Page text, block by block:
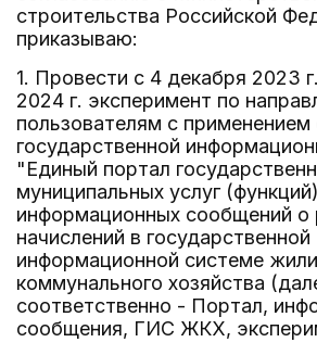
строительства Российской
приказываю:
1. Провести с 4 декабря 2023
2024 г. эксперимент по
пользователям с
государственной
"Единый портал
муниципальных услуг
информационных сообщений о
начислений в государственной
информационной системе
коммунального хозяйства
соответственно - Портал,
сообщения, ГИС ЖКХ,